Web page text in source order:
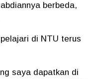
berbeda,
di NTU terus
saya dapatkan di